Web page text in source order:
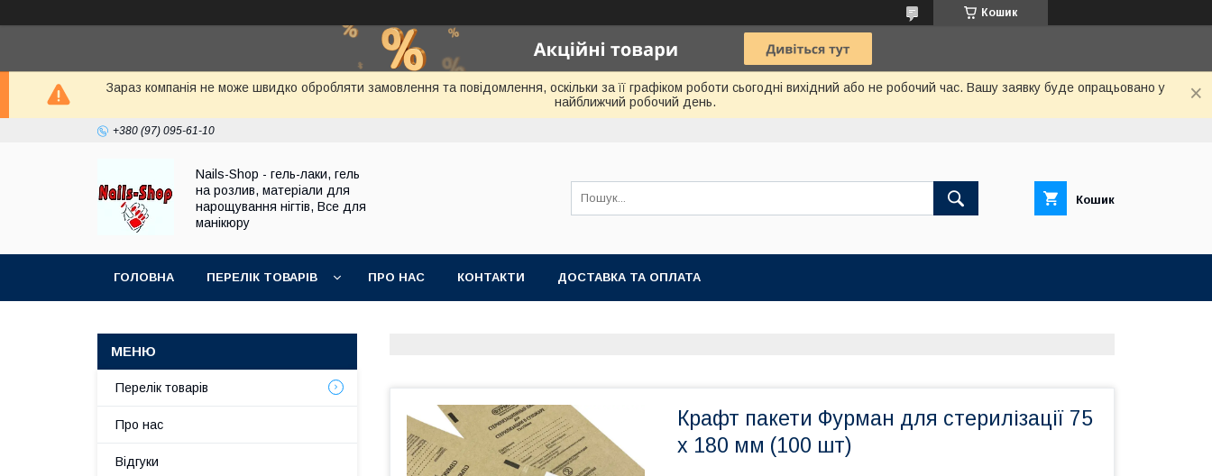
Кошик
Зараз компанія не може швидко обробляти замовлення та повідомлення, оскільки за її графіком роботи сьогодні вихідний або не робочий час. Вашу заявку буде опрацьовано у
найближчий робочий день.
+380 (97) 095-61-10
Nails-Shop - гель-лаки, гель
на розлив, матеріали для
нарощування нігтів, Все для
манікюру
Кошик
ГОЛОВНА ПЕРЕЛІК ТОВАРІВ ПРО НАС КОНТАКТИ ДОСТАВКА ТА ОПЛАТА
Крафт пакети Фурман для стерилізації 75
х 180 мм (100 шт)
Перелік товарів
Про нас
Відгуки